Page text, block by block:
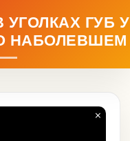
ГУБ У
НАБОЛЕВШЕМ